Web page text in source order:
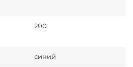
200
синий